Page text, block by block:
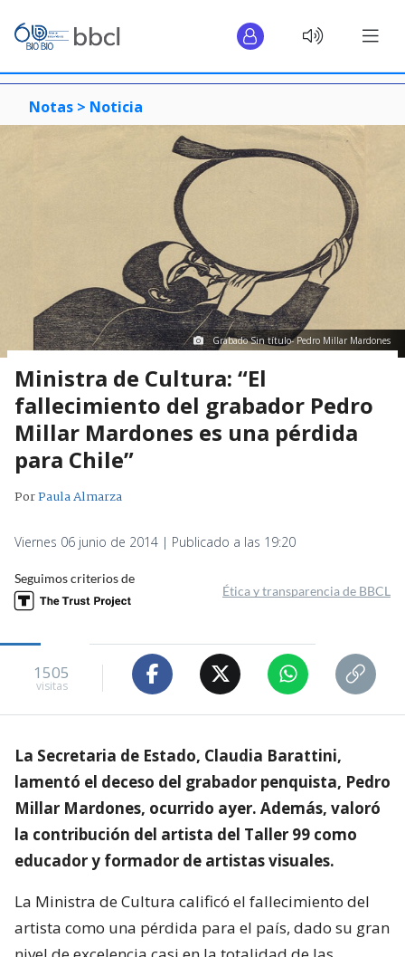
Notas > Noticia
Grabado Sin título- Pedro Millar Mardones
Ministra de Cultura: “El
fallecimiento del grabador Pedro
Millar Mardones es una pérdida
para Chile”
PorPaula Almarza
Viernes 06 junio de 2014 | Publicado a las 19:20
Seguimos criterios de
Ética y transparencia de BBCL
1505
visitas
La Secretaria de Estado, Claudia Barattini,
lamentó el deceso del grabador penquista, Pedro
Millar Mardones, ocurrido ayer. Además, valoró
la contribución del artista del Taller 99 como
educador y formador de artistas visuales.
La Ministra de Cultura calificó el fallecimiento del
artista como una pérdida para el país, dado su gran